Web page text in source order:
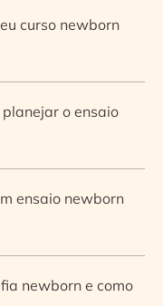
curso newborn
o ensaio
ensaio newborn
newborn e como